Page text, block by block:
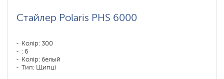
Стайлер Polaris PHS 6000
Колір: 300
: 6
Колір: белый
Тип: Щипці